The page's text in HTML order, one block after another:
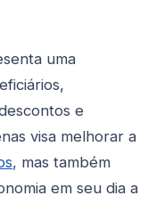
uma
e
visa melhorar a
, mas também
em seu dia a